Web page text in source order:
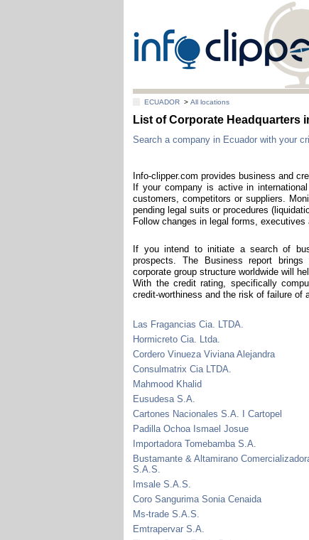
ECUADOR >All locations
List of Corporate Headquarters
Search a company in Ecuador with your
Info-clipper.com provides business and
If your company is active in
customers, competitors or suppliers.
pending legal suits or procedures
Follow changes in legal forms, executives
If you intend to initiate a search of
prospects. The Business report
corporate group structure worldwide will
With the credit rating, specifically
credit-worthiness and the risk of failure of
Las Fragancias Cia. LTDA.
Hormicreto Cia. Ltda.
Cordero Vinueza Viviana Alejandra
Consulmatrix Cia LTDA.
Mahmood Khalid
Eusudesa S.A.
Cartones Nacionales S.A. I Cartopel
Padilla Ochoa Ismael Josue
Importadora Tomebamba S.A.
Bustamante & Altamirano
S.A.S.
Imsale S.A.S.
Coro Sangurima Sonia Cenaida
Ms-trade S.A.S.
Emtrapervar S.A.